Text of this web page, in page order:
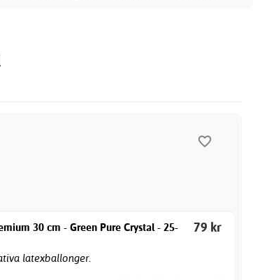
30 cm - Green Pure Crystal - 25-
latexballonger.
79 kr